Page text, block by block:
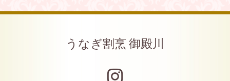
うなぎ割烹 御殿川